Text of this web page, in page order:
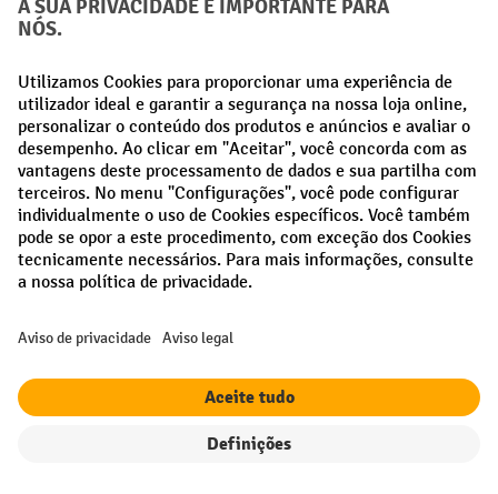
Ordenação
contacto.
As suas vantagens profissionais
Envio gratuito a partir de 50 €
Proteção de dados segura
Aconselhamento pessoal de compra
Métodos de pagamento